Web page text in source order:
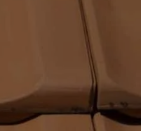
Urgence fuite de
toiture 24